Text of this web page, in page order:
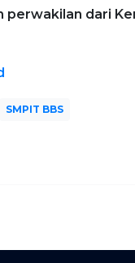
perwakilan dari
SMPIT BBS